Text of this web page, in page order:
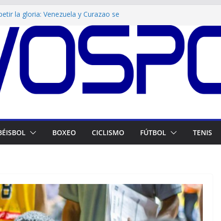
la gloria: Venezuela y Curazao se
en la Final Internacional del Mundial
Santo Domingo: Douglas Gómez y su hijo
hacia el oro en tiro deportivo
por la dorada: La Vinotinto derrota a
a la gran final del fútbol centroamericano
Venezuela: Julio Mayora firma doblete de
en el medallero
BOXEO CICLISMO FÚTBOL TENIS